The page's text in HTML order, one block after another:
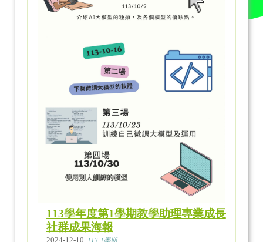
113學年度第1學期教學助理專業成長
社群成果海報
2024-12-10 113-1學期